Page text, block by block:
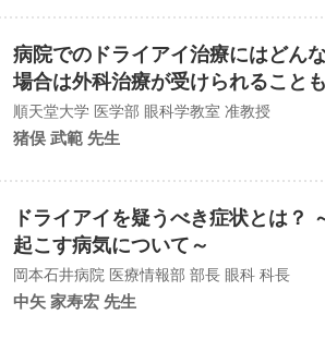
病院でのドライアイ治療にはどん
場合は外科治療が受けられること
順天堂大学 医学部 眼科学教室 准教授
猪俣 武範 先生
ドライアイを疑うべき症状とは？
起こす病気について～
岡本石井病院 医療情報部 部長 眼科 科長
中矢 家寿宏 先生